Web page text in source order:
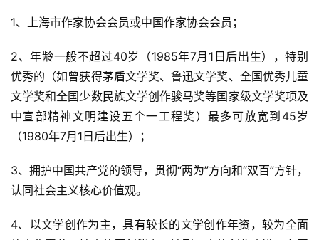
1、上海市作家协会会员或中国作家协会会员；
2、年龄一般不超过40岁（1985年7月1日后出生），特别
优秀的（如曾获得茅盾文学奖、鲁迅文学奖、全国优秀儿童
文学奖和全国少数民族文学创作骏马奖等国家级文学奖项及
中宣部精神文明建设五个一工程奖）最多可放宽到45岁
（1980年7月1日后出生）；
3、拥护中国共产党的领导，贯彻“两为”方向和“双百”方针，
认同社会主义核心价值观。
4、以文学创作为主，具有较长的文学创作年资，较为全面